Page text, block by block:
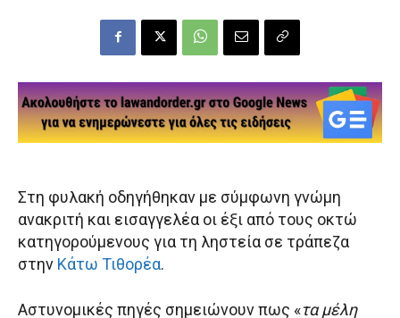
Στη φυλακή οδηγήθηκαν με σύμφωνη γνώμη
ανακριτή και εισαγγελέα οι έξι από τους οκτώ
κατηγορούμενους για τη ληστεία σε τράπεζα
στην Κάτω Τιθορέα.
Αστυνομικές πηγές σημειώνουν πως «τα μέλη